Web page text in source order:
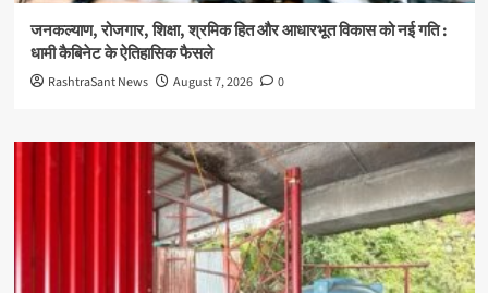
जनकल्याण, रोजगार, शिक्षा, श्रमिक हित और आधारभूत विकास को नई गति :
धामी कैबिनेट के ऐतिहासिक फैसले
RashtraSant News August 7, 2026 0